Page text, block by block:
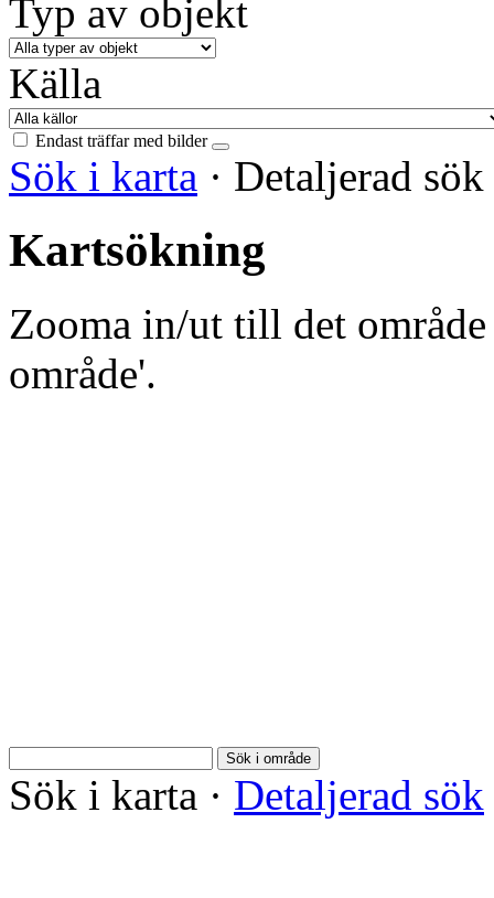
Typ av objekt
Källa
Endast träffar med bilder
Sök i karta · Detaljerad sök
Kartsökning
Zooma in/ut till det
område'.
Sök i område
Sök i karta · Detaljerad sök